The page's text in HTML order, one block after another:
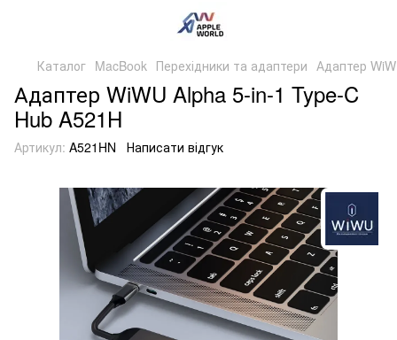
Каталог MacBook Перехідники та адаптери Адаптер
Адаптер WiWU Alpha 5-in-1 Type-C
Hub A521H
Артикул: A521HN Написати відгук